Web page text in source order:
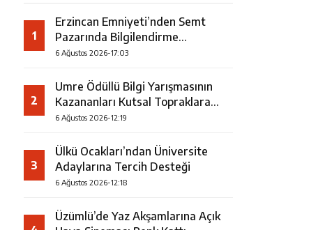
1
Erzincan Emniyeti’nden Semt
Pazarında Bilgilendirme
Faaliyeti
6 Ağustos 2026-17:03
2
Umre Ödüllü Bilgi Yarışmasının
Kazananları Kutsal Topraklara
Uğurlandı
6 Ağustos 2026-12:19
3
Ülkü Ocakları’ndan Üniversite
Adaylarına Tercih Desteği
6 Ağustos 2026-12:18
Üzümlü’de Yaz Akşamlarına Açık